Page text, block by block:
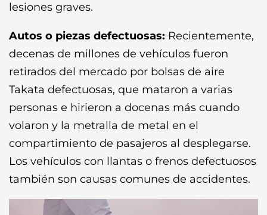
lesiones graves.
Autos o piezas defectuosas: Recientemente,
decenas de millones de vehículos fueron
retirados del mercado por bolsas de aire
Takata defectuosas, que mataron a varias
personas e hirieron a docenas más cuando
volaron y la metralla de metal en el
compartimiento de pasajeros al desplegarse.
Los vehículos con llantas o frenos defectuosos
también son causas comunes de accidentes.